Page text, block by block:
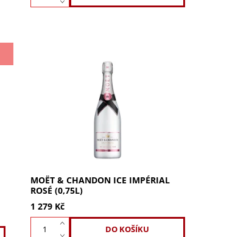
Moët Ice Impérial Rosé: první růžové
šampaňské na led. Bohatá ovocnost
pro letní dny. Objevte svěžest léta.
MOËT & CHANDON ICE IMPÉRIAL
ROSÉ (0,75L)
1 279 Kč